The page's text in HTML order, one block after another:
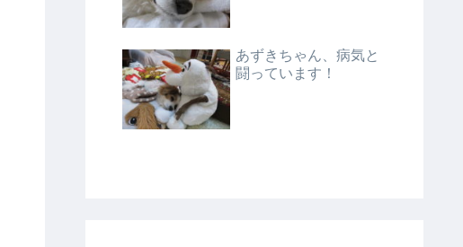
あずきちゃん、病気と
闘っています！